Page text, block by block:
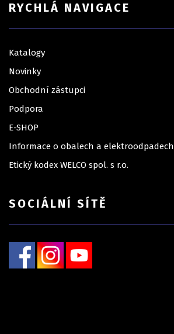
RYCHLÁ NAVIGACE
Katalogy
Novinky
Obchodní zástupci
Podpora
E-SHOP
Informace o obalech a elektroodpadech
Etický kodex WELCO spol. s r.o.
SOCIÁLNÍ SÍTĚ